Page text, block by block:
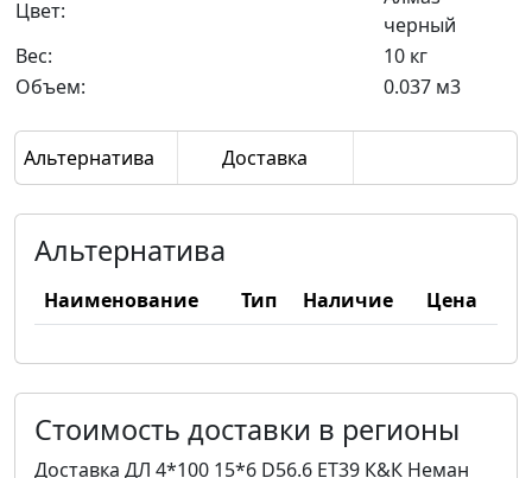
Цвет:
черный
Вес:
10 кг
Объем:
0.037 м3
Альтернатива Доставка
Альтернатива
Наименование Тип Наличие Цена
Стоимость доставки в регионы
Доставка ДЛ 4*100 15*6 D56.6 ET39 К&К Неман